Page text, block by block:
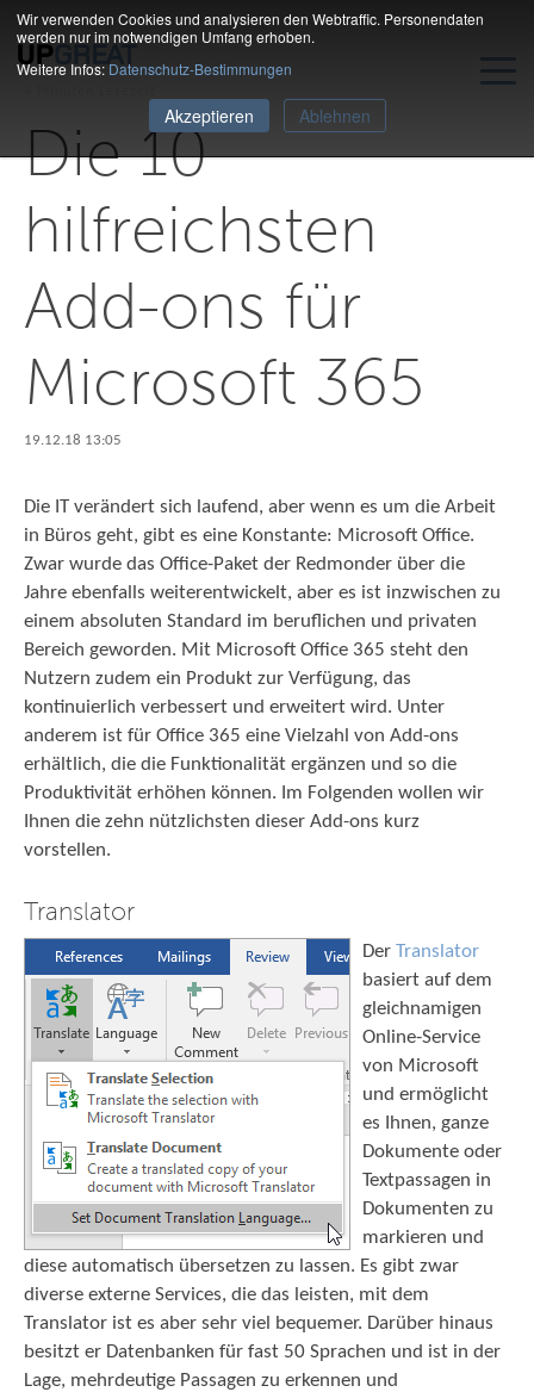
Wir verwenden Cookies und analysieren den Webtraffic. Personendaten
werden nur im notwendigen Umfang erhoben.
Weitere Infos:Datenschutz-Bestimmungen
Akzeptieren Ablehnen
Die 10
hilfreichsten
Add-ons für
Microsoft 365
19.12.18 13:05
Die IT verändert sich laufend, aber wenn es um die Arbeit
in Büros geht, gibt es eine Konstante: Microsoft Office.
Zwar wurde das Office-Paket der Redmonder über die
Jahre ebenfalls weiterentwickelt, aber es ist inzwischen zu
einem absoluten Standard im beruflichen und privaten
Bereich geworden. Mit Microsoft Office 365 steht den
Nutzern zudem ein Produkt zur Verfügung, das
kontinuierlich verbessert und erweitert wird. Unter
anderem ist für Office 365 eine Vielzahl von Add-ons
erhältlich, die die Funktionalität ergänzen und so die
Produktivität erhöhen können. Im Folgenden wollen wir
Ihnen die zehn nützlichsten dieser Add-ons kurz
vorstellen.
Translator
Der Translator
basiert auf dem
gleichnamigen
Online-Service
von Microsoft
und ermöglicht
es Ihnen, ganze
Dokumente oder
Textpassagen in
Dokumenten zu
markieren und
diese automatisch übersetzen zu lassen. Es gibt zwar
diverse externe Services, die das leisten, mit dem
Translator ist es aber sehr viel bequemer. Darüber hinaus
besitzt er Datenbanken für fast 50 Sprachen und ist in der
Lage, mehrdeutige Passagen zu erkennen und